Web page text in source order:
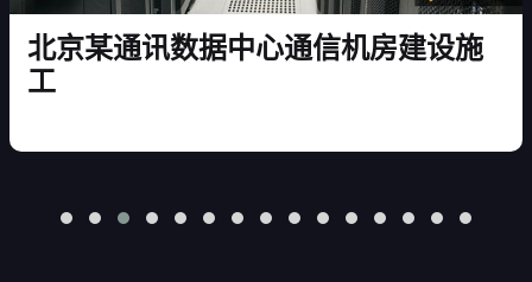
北京某通讯数据中心通信机房建设施
工